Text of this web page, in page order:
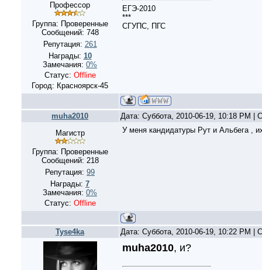
Профессор
Группа: Проверенные
Сообщений: 748
Репутация: 261
Награды: 10
Замечания: 0%
Статус: Offline
Город: Красноярск-45
ЕГЭ-2010
***
СГУПС, ПГС
muha2010
Дата: Суббота, 2010-06-19, 10:18 PM |
Магистр
Группа: Проверенные
Сообщений: 218
Репутация: 99
Награды: 7
Замечания: 0%
Статус: Offline
У меня кандидатуры Рут и Альбега ,
Tyse4ka Дата: Суббота, 2010-06-19, 10:22 PM |
muha2010, и?